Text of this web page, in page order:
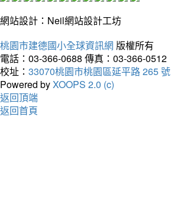
網站設計：Neil網站設計工坊
桃園市建德國小全球資訊網 版權所有
電話：03-366-0688 傳真：03-366-0512
校址： 33070桃園市桃園區延平路 265 號
Powered byXOOPS 2.0 (c)
返回頂端
返回首頁